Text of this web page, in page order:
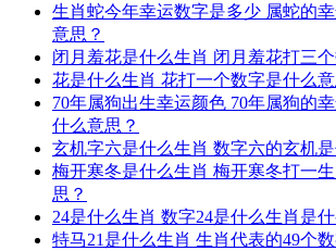
生肖蛇今年幸运数字是多少 属蛇的
意思？
闭月羞花是什么生肖 闭月羞花打三
花是什么生肖 花打一个数字是什么意
70年属狗出生幸运颜色 70年属狗的
什么意思？
玄机字六是什么生肖 数字六的玄机
梅开寒冬是什么生肖 梅开寒冬打一
思？
24是什么生肖 数字24是什么生肖是
特马21是什么生肖 生肖代表的49个